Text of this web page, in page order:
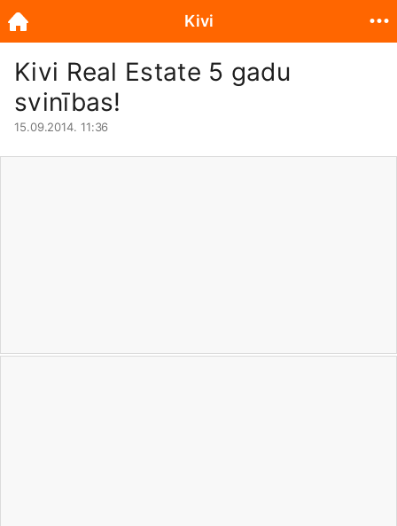
Kivi Real Estate 5 gadu
svinības!
15.09.2014. 11:36
Kivi